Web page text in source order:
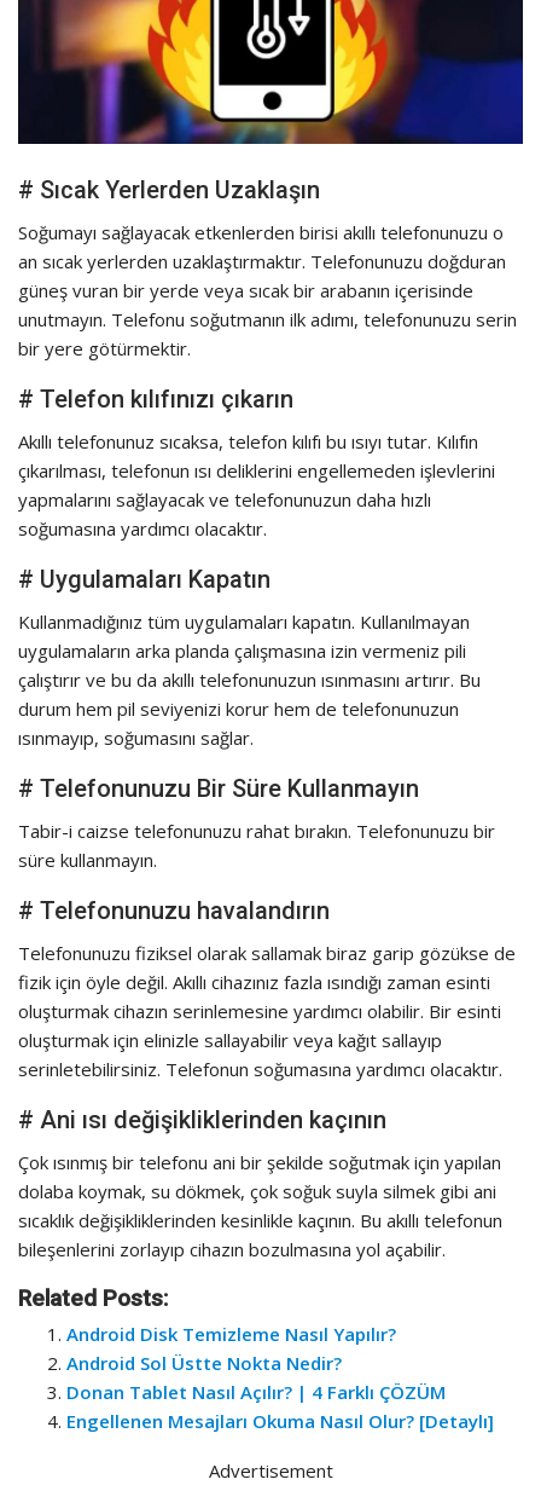
# Sıcak Yerlerden Uzaklaşın
Soğumayı sağlayacak etkenlerden birisi akıllı telefonunuzu o
an sıcak yerlerden uzaklaştırmaktır. Telefonunuzu doğduran
güneş vuran bir yerde veya sıcak bir arabanın içerisinde
unutmayın. Telefonu soğutmanın ilk adımı, telefonunuzu serin
bir yere götürmektir.
# Telefon kılıfınızı çıkarın
Akıllı telefonunuz sıcaksa, telefon kılıfı bu ısıyı tutar. Kılıfın
çıkarılması, telefonun ısı deliklerini engellemeden işlevlerini
yapmalarını sağlayacak ve telefonunuzun daha hızlı
soğumasına yardımcı olacaktır.
# Uygulamaları Kapatın
Kullanmadığınız tüm uygulamaları kapatın. Kullanılmayan
uygulamaların arka planda çalışmasına izin vermeniz pili
çalıştırır ve bu da akıllı telefonunuzun ısınmasını artırır. Bu
durum hem pil seviyenizi korur hem de telefonunuzun
ısınmayıp, soğumasını sağlar.
# Telefonunuzu Bir Süre Kullanmayın
Tabir-i caizse telefonunuzu rahat bırakın. Telefonunuzu bir
süre kullanmayın.
# Telefonunuzu havalandırın
Telefonunuzu fiziksel olarak sallamak biraz garip gözükse de
fizik için öyle değil. Akıllı cihazınız fazla ısındığı zaman esinti
oluşturmak cihazın serinlemesine yardımcı olabilir. Bir esinti
oluşturmak için elinizle sallayabilir veya kağıt sallayıp
serinletebilirsiniz. Telefonun soğumasına yardımcı olacaktır.
# Ani ısı değişikliklerinden kaçının
Çok ısınmış bir telefonu ani bir şekilde soğutmak için yapılan
dolaba koymak, su dökmek, çok soğuk suyla silmek gibi ani
sıcaklık değişikliklerinden kesinlikle kaçının. Bu akıllı telefonun
bileşenlerini zorlayıp cihazın bozulmasına yol açabilir.
Related Posts:
Android Disk Temizleme Nasıl Yapılır?
Android Sol Üstte Nokta Nedir?
Donan Tablet Nasıl Açılır? | 4 Farklı ÇÖZÜM
Engellenen Mesajları Okuma Nasıl Olur? [Detaylı]
Advertisement